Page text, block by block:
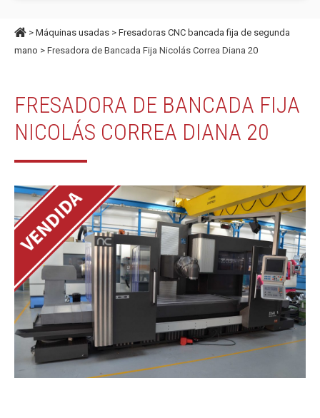
> Máquinas usadas > Fresadoras CNC bancada fija de segunda
mano > Fresadora de Bancada Fija Nicolás Correa Diana 20
FRESADORA DE BANCADA FIJA
NICOLÁS CORREA DIANA 20